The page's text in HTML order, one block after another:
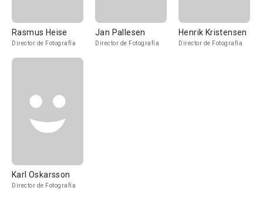
Rasmus Heise
Director de Fotografía
Jan Pallesen
Director de Fotografía
Henrik Kristensen
Director de Fotografía
Karl Oskarsson
Director de Fotografía